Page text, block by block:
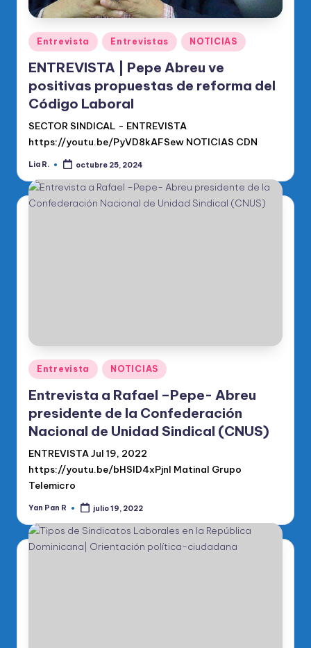
Publicado
en
Entrevista Entrevistas NOTICIAS
ENTREVISTA | Pepe Abreu ve
positivas propuestas de reforma del
Código Laboral
SECTOR SINDICAL - ENTREVISTA
https://youtu.be/PyVD8kAFSew NOTICIAS CDN
Publicado
Lia R. octubre 25, 2024
Publicado
en
Entrevista NOTICIAS
Entrevista a Rafael –Pepe- Abreu
presidente de la Confederación
Nacional de Unidad Sindical (CNUS)
ENTREVISTA Jul 19, 2022
https://youtu.be/bHSlD4xPjnI Matinal Grupo
Telemicro
Publicado
Yan Pan R julio 19, 2022